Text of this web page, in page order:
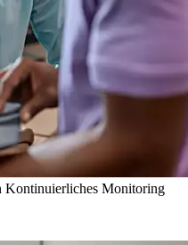
Kontinuierliches Monitoring